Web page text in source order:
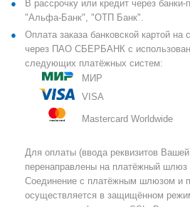
В рассрочку или кредит через
"Альфа-Банк", "ОТП Банк".
Оплата заказа банковской картой на
через ПАО СБЕРБАНК с
следующих платёжных систем:
МИР
VISA
Mastercard Worldwide
Для оплаты (ввода реквизитов
перенаправлены на платёжный
Соединение с платёжным шлюзом и
осуществляется в защищённом